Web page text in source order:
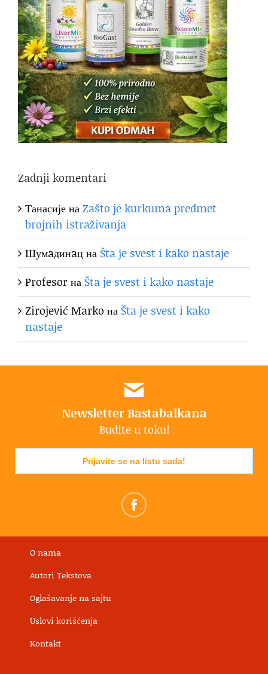
Zadnji komentari
ТанасијенаZašto je kurkuma predmet
brojnih istraživanja
Шумaдинaцна Šta je svest i kako nastaje
Profesorна Šta je svest i kako nastaje
Zirojević Marko на Šta je svest i kako
nastaje
Newsletter Bastabalkana
Budite u toku!
Prijavite se na listu sada!
O nama
Autori Tekstova
Oglašavanje na sajtu
Uslovi korišćenja
Kontakt